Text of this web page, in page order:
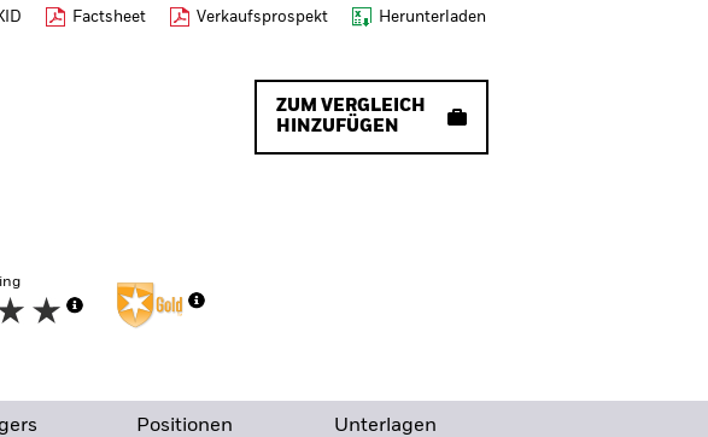
Factsheet Verkaufsprospekt Herunterladen
ZUM VERGLEICH
HINZUFÜGEN
Positionen Unterlagen